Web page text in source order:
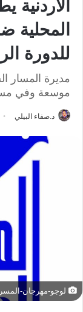
المحلية
للدورة
مديرة المسار
موسعة وفي
د.صفاء البيلي
لوجو-مهرجان-